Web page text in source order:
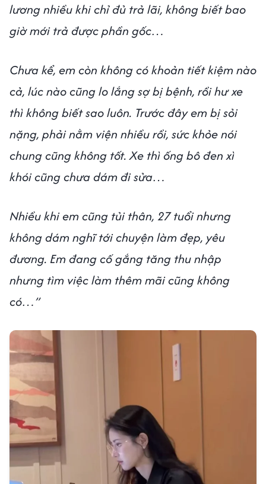
lương nhiều khi chỉ đủ trả lãi, không biết bao
giờ mới trả được phần gốc…
Chưa kể, em còn không có khoản tiết kiệm nào
cả, lúc nào cũng lo lắng sợ bị bệnh, rồi hư xe
thì không biết sao luôn. Trước đây em bị sỏi
nặng, phải nằm viện nhiều rồi, sức khỏe nói
chung cũng không tốt. Xe thì ống bô đen xì
khói cũng chưa dám đi sửa…
Nhiều khi em cũng tủi thân, 27 tuổi nhưng
không dám nghĩ tới chuyện làm đẹp, yêu
đương. Em đang cố gắng tăng thu nhập
nhưng tìm việc làm thêm mãi cũng không
có…”